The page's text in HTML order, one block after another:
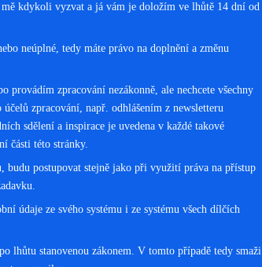
kdykoli vyzvat a já vám je doložím ve lhůtě 14 dní od
neúplné, tedy máte právo na doplnění a změnu
provádím zpracování nezákonně, ale nechcete všechny
zpracování, např. odhlášením z newsletteru
sdělení a inspirace je uvedena v každé takové
části této stránky.
budu postupovat stejně jako při využití práva na přístup
údaje ze svého systému i ze systému všech dílčích
lhůtu stanovenou zákonem. V tomto případě tedy smaži